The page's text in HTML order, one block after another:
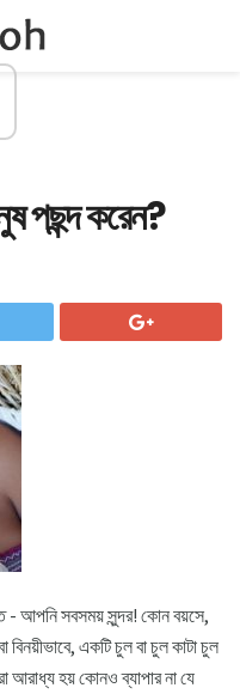
পছন্দ করেন?
- আপনি সবসময় সুন্দর! কোন বয়সে,
বিনয়ীভাবে, একটি চুল বা চুল কাটা চুল
আরাধ্য হয় কোনও ব্যাপার না যে